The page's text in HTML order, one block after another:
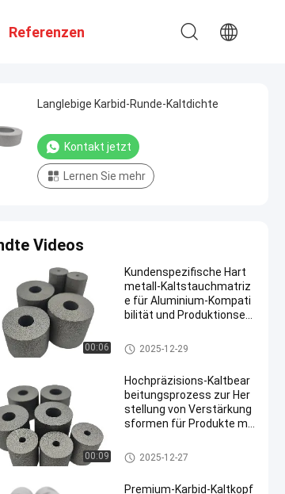
Referenzen
Langlebige Karbid-Runde-Kaltdichte
Kontakt jetzt
Lernen Sie mehr
Videos
00:06
Kundenspezifische Hart
metall-Kaltstauchmatriz
e für Aluminium-Kompati
bilität und Produktionseffi
mit einem Gehalt an Kohlenwa
sserstoffen von mehr als 85 G
2025-12-29
00:09
Hochpräzisions-Kaltbear
beitungsprozess zur Her
stellung von Verstärkung
sformen für Produkte mit
mit einem Gehalt an Kohlenwa
sserstoffen von mehr als 85 G
2025-12-27
Premium-Karbid-Kaltkopf